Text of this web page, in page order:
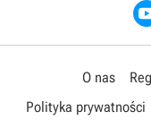
O nas
Polityka prywatności